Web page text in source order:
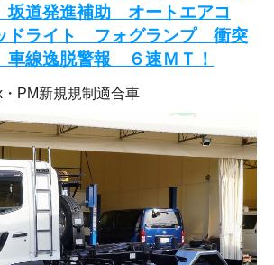
道発進補助 オートエアコ
ドライト フォグランプ 衝突
線逸脱警報 ６速ＭＴ！
PM新規規制適合車